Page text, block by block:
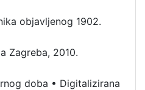
objavljenog 1902.
Zagreba, 2010.
doba • Digitalizirana